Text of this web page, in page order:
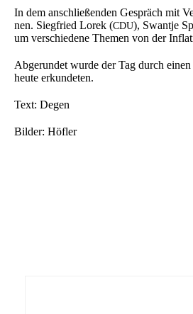
In dem anschlie­ßen­den Gespräch mit
nen. Siegfried Lorek (CDU), Swant­je
um verschie­de­ne Themen von der
Abgerun­det wurde der Tag durch
heute erkundeten.
Text: Degen
Bilder: Höfler